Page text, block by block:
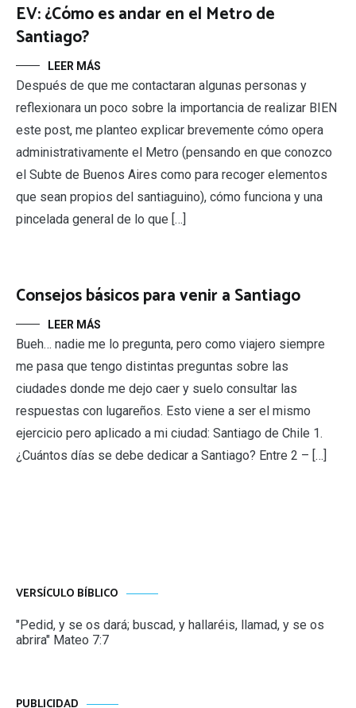
EV: ¿Cómo es andar en el Metro de
Santiago?
LEER MÁS
Después de que me contactaran algunas personas y
reflexionara un poco sobre la importancia de realizar BIEN
este post, me planteo explicar brevemente cómo opera
administrativamente el Metro (pensando en que conozco
el Subte de Buenos Aires como para recoger elementos
que sean propios del santiaguino), cómo funciona y una
pincelada general de lo que […]
Consejos básicos para venir a Santiago
LEER MÁS
Bueh… nadie me lo pregunta, pero como viajero siempre
me pasa que tengo distintas preguntas sobre las
ciudades donde me dejo caer y suelo consultar las
respuestas con lugareños. Esto viene a ser el mismo
ejercicio pero aplicado a mi ciudad: Santiago de Chile 1.
¿Cuántos días se debe dedicar a Santiago? Entre 2 – […]
VERSÍCULO BÍBLICO
"Pedid, y se os dará; buscad, y hallaréis, llamad, y se os
abrira" Mateo 7:7